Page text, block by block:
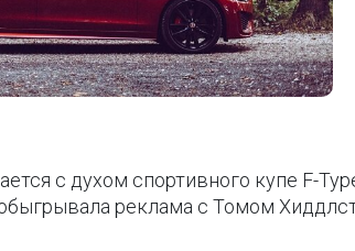
с духом спортивного купе F-
реклама с Томом